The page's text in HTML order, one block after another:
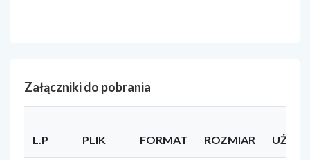
Załączniki do pobrania
L.P PLIK FORMAT ROZMIAR